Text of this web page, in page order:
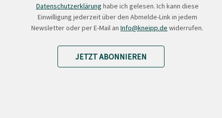
Datenschutzerklärung habe ich gelesen. Ich kann diese
Einwilligung jederzeit über den Abmelde-Link in jedem
Newsletter oder per E-Mail an Info@kneipp.de widerrufen.
JETZT ABONNIEREN